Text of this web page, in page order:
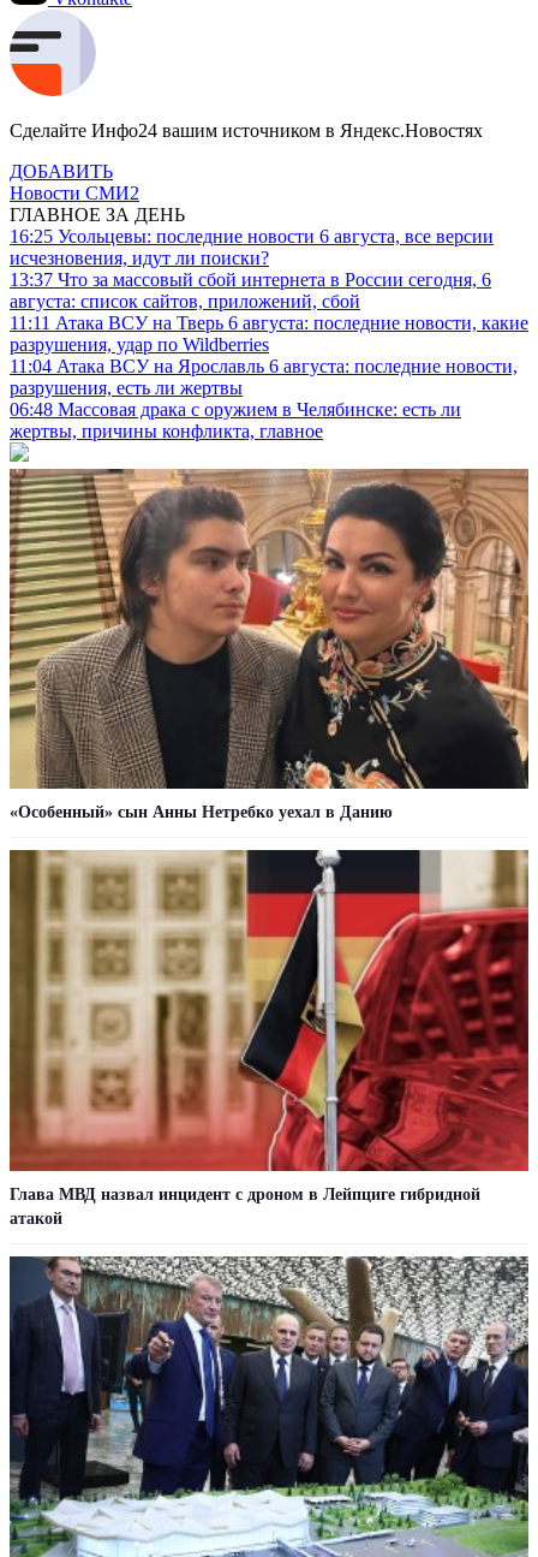
Сделайте Инфо24 вашим источником в Яндекс.Новостях
ДОБАВИТЬ
Новости СМИ2
ГЛАВНОЕ ЗА ДЕНЬ
16:25 Усольцевы: последние новости 6 августа, все версии
исчезновения, идут ли поиски?
13:37 Что за массовый сбой интернета в России сегодня, 6
августа: список сайтов, приложений, сбой
11:11 Атака ВСУ на Тверь 6 августа: последние новости, какие
разрушения, удар по Wildberries
11:04 Атака ВСУ на Ярославль 6 августа: последние новости,
разрушения, есть ли жертвы
06:48 Массовая драка с оружием в Челябинске: есть ли
жертвы, причины конфликта, главное
«Особенный» сын Анны Нетребко уехал в Данию
Глава МВД назвал инцидент с дроном в Лейпциге гибридной
атакой